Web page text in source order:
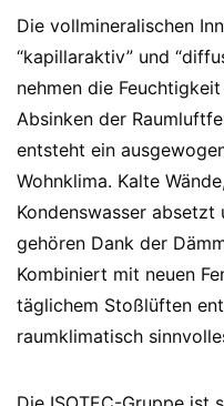
Die vollmineralischen
“kapillaraktiv” und
nehmen die
Absinken der
entsteht ein
Wohnklima. Kalte
Kondenswasser
gehören Dank der
Kombiniert mit neuen
täglichem Stoßlüften
raumklimatisch